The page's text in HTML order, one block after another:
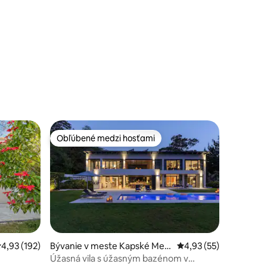
ohodnotenie 4,93 z 5, počet hodnotení: 192
4,93 (192)
Obľúbené medzi hosťami
Obľúbené medzi hosťami
Bývanie v meste Kapské Mest
o
Priemerné
4,93 (55)
Úžasná vila s úžasným bazénom v